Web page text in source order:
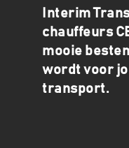
Interim
chauffeurs
mooie
wordt voor
transport.